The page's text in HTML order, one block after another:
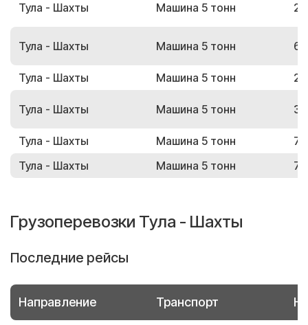
Тула - Шахты Машина 5 тонн
Тула - Шахты Машина 5 тонн
Тула - Шахты Машина 5 тонн
Тула - Шахты Машина 5 тонн
Тула - Шахты Машина 5 тонн
Тула - Шахты
Машина 5 тонн
Грузоперевозки Тула - Шахты
Последние рейсы
Направление Транспорт